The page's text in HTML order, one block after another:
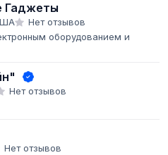
Гаджеты
Нет отзывов
оборудованием и
Нет отзывов
Нет отзывов